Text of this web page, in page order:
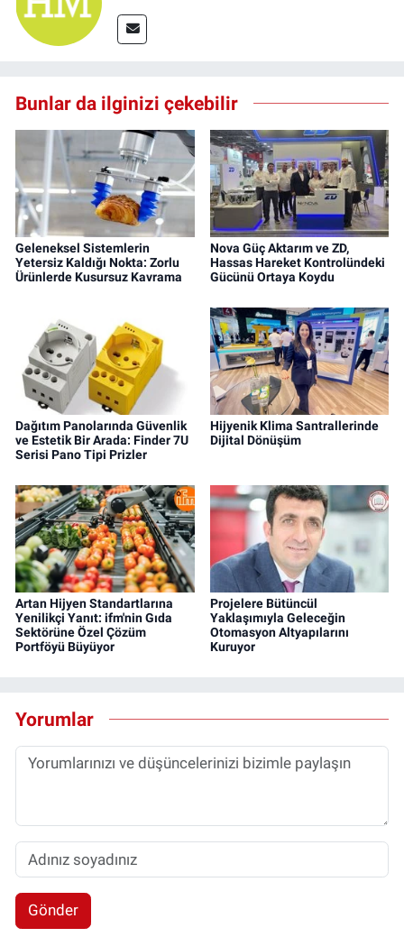
Bunlar da ilginizi çekebilir
Geleneksel Sistemlerin
Yetersiz Kaldığı Nokta: Zorlu
Ürünlerde Kusursuz Kavrama
Nova Güç Aktarım ve ZD,
Hassas Hareket Kontrolündeki
Gücünü Ortaya Koydu
Dağıtım Panolarında Güvenlik
ve Estetik Bir Arada: Finder 7U
Serisi Pano Tipi Prizler
Hijyenik Klima Santrallerinde
Dijital Dönüşüm
Artan Hijyen Standartlarına
Yenilikçi Yanıt: ifm'nin Gıda
Sektörüne Özel Çözüm
Portföyü Büyüyor
Projelere Bütüncül
Yaklaşımıyla Geleceğin
Otomasyon Altyapılarını
Kuruyor
Yorumlar
Gönder